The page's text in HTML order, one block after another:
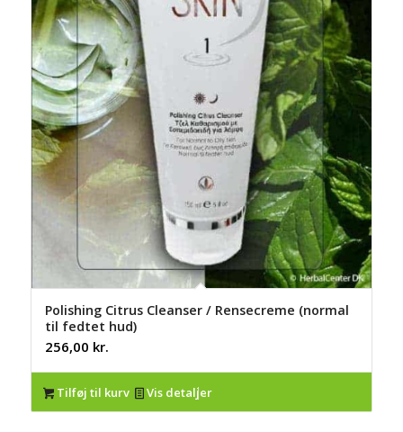
Polishing Citrus Cleanser / Rensecreme (normal
til fedtet hud)
256,00 kr.
Tilføj til kurv Vis detaljer